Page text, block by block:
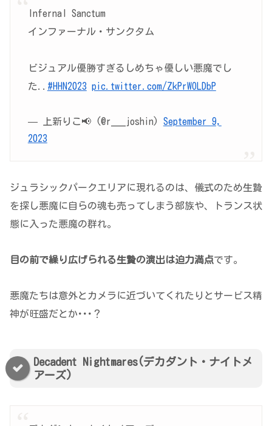
Infernal Sanctum
インファーナル・サンクタム
ビジュアル優勝すぎるしめちゃ優しい悪魔でし
た.. #HHN2023 pic.twitter.com/ZkPrWOLDbP
— 上新りこ📢 (@r___joshin) September 9,
2023
ジュラシックパークエリアに現れるのは、儀式のため生贄
を探し悪魔に自らの魂も売ってしまう部族や、トランス状
態に入った悪魔の群れ。
目の前で繰り広げられる生贄の演出は迫力満点です。
悪魔たちは意外とカメラに近づいてくれたりとサービス精
神が旺盛だとか･･･？
Decadent Nightmares(デカダント・ナイトメ
アーズ)